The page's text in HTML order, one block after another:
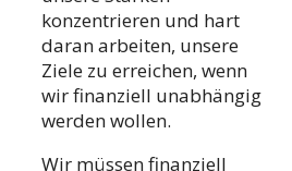
konzentrieren und hart
daran arbeiten, unsere
Ziele zu erreichen, wenn
wir finanziell unabhängig
werden wollen.
Wir müssen finanziell